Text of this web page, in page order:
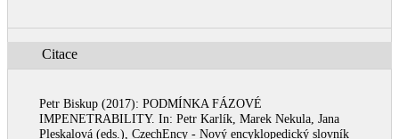
Citace
Petr Biskup (2017): PODMÍNKA FÁZOVÉ
IMPENETRABILITY. In: Petr Karlík, Marek Nekula, Jana
Pleskalová (eds.), CzechEncy - Nový encyklopedický slovník